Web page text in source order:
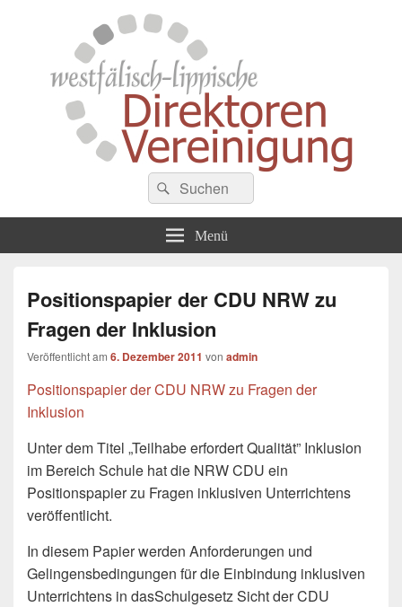
Westfälisch-Lippische
Direktorenvereinigung
Zusammenschluss von Schulleiterinnen und Schulleitern der Gymnasien in
Westfalen
Suche
nach:
Suchen
Menü
Positionspapier der CDU NRW zu
Fragen der Inklusion
Veröffentlicht am 6. Dezember 2011 von admin
Positionspapier der CDU NRW zu Fragen der
Inklusion
Unter dem Titel „Teilhabe erfordert Qualität” Inklusion
im Bereich Schule hat die NRW CDU ein
Positionspapier zu Fragen inklusiven Unterrichtens
veröffentlicht.
In diesem Papier werden Anforderungen und
Gelingensbedingungen für die Einbindung inklusiven
Unterrichtens in dasSchulgesetz Sicht der CDU